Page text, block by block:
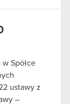
Spółce
ustawy z
–